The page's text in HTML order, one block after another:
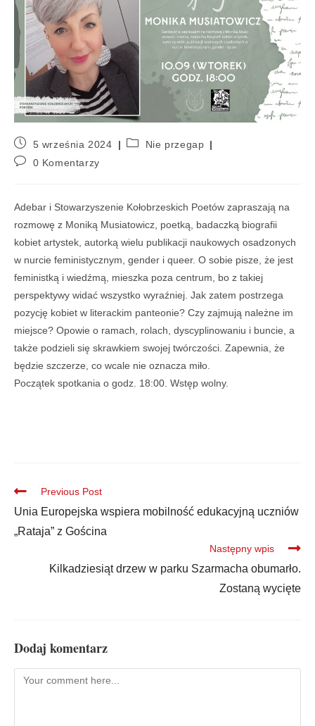
5 września 2024
Nie przegap
0 Komentarzy
Adebar i Stowarzyszenie Kołobrzeskich Poetów zapraszają na
rozmowę z Moniką Musiatowicz, poetką, badaczką biografii
kobiet artystek, autorką wielu publikacji naukowych osadzonych
w nurcie feministycznym, gender i queer. O sobie pisze, że jest
feministką i wiedźmą, mieszka poza centrum, bo z takiej
perspektywy widać wszystko wyraźniej. Jak zatem postrzega
pozycję kobiet w literackim panteonie? Czy zajmują należne im
miejsce? Opowie o ramach, rolach, dyscyplinowaniu i buncie, a
także podzieli się skrawkiem swojej twórczości. Zapewnia, że
będzie szczerze, co wcale nie oznacza miło.
Początek spotkania o godz. 18:00. Wstęp wolny.
Previous Post
Unia Europejska wspiera mobilność edukacyjną uczniów
„Rataja” z Gościna
Następny wpis
Kilkadziesiąt drzew w parku Szarmacha obumarło.
Zostaną wycięte
Dodaj komentarz